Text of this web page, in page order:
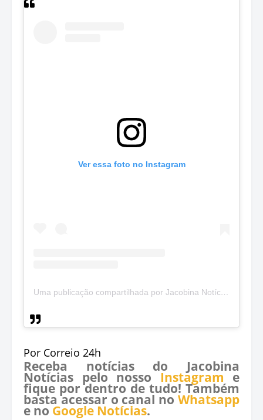
Ver essa foto no Instagram
Uma publicação compartilhada por Jacobina Notícias (@jacobinanoticias)
Por Correio 24h
Receba notícias do Jacobina
Notícias pelo nosso Instagram e
fique por dentro de tudo! Também
basta acessar o canal no Whatsapp
e no Google Notícias.